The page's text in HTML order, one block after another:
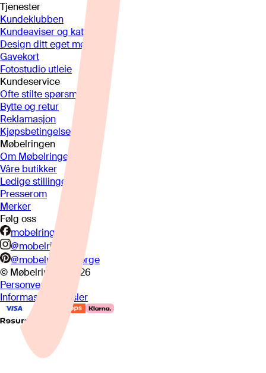
Tjenester
Kundeklubben
Kundeaviser og kataloger
Design ditt eget møbel
Gavekort
Fotostudio utleie
Kundeservice
Ofte stilte spørsmål
Bytte og retur
Reklamasjon
Kjøpsbetingelser
Møbelringen
Om Møbelringen
Våre butikker
Ledige stillinger
Presserom
Merker
Følg oss
mobelringen.no
@mobelringen
@mobelringennorge
© Møbelringen
2026
Personvern
Informasjonskapsler